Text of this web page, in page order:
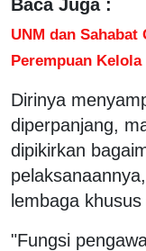
Baca Juga :
UNM dan
Perempuan
Dirinya
diperpanjang,
dipikirkan
lembaga
"Fungsi